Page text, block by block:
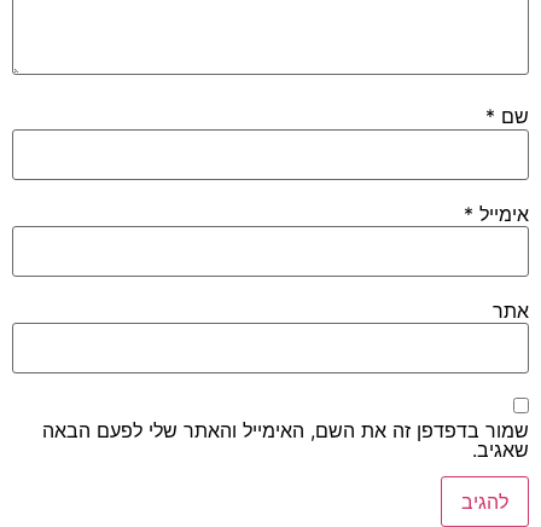
שם *
אימייל *
אתר
שמור בדפדפן זה את השם, האימייל והאתר שלי לפעם הבאה
שאגיב.